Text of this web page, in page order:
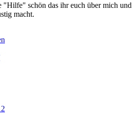
"Hilfe" schön das ihr euch über mich und
macht.